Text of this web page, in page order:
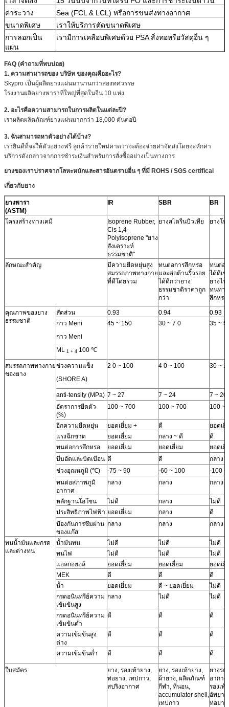
ค่าระวาง
Sea (FCL & LCL) หรือการขนส่งทางอากาศ
ขนาดพิเศษ
เราให้บริการตัดขนาดพิเศษ
การลอกเป็น
แผ่น
เรามีการเคลือบพิเศษด้วย PSA สิ่งทอหรือวัสดุอื่น ๆ
FAQ (คำถามที่พบบ่อย)
1. ความสามารถของ บริษัท ของคุณคืออะไร?
Skypro เป็นผู้ผลิตยางแผ่นมานานกว่าสองทศวรรษ
โรงงานผลิตยางพาราที่ใหญ่ที่สุดในจีน 10 แห่ง
2. อะไรคือความสามารถในการผลิตในแต่ละปี?
เราผลิตผลิตภัณฑ์ยางแผ่นมากกว่า 18,000 ตันต่อปี
3. ฉันสามารถหาตัวอย่างได้บ้าง?
เรายินดีที่จะให้ตัวอย่างฟรี ลูกค้ารายใหม่คาดว่าจะต้องจ่ายค่าจัดส่งโดยจะหักค่า
บริการดังกล่าวจากการชำระเงินสำหรับการสั่งซื้ออย่างเป็นทางการ
ยางของเราปราศจากโลหะหนักและสารอันตรายอื่น ๆ ที่มี ROHS / SGS certifical
เกี่ยวกับยาง
ยางพารา
(ASTM)
IR SBR BR
โครงสร้างทางเคมี
Isoprene Rubber,
Cis 1,4-
Polyisoprene "ยาง
สังเคราะห์
ธรรมชาติ"
ยางสไตรีนบิวเทีย ยางโพ
ลักษณะสำคัญ
มีความยืดหยุ่นสูง
สมรรถภาพทางกาย
ที่ดีโดยรวม
ทนต่อการสึกหรอ
และต่อต้านริ้วรอย
ได้ดีกว่ายาง
ธรรมชาติราคาถูก
กว่า
ทนต่อ
ได้ดีเช่
ยางไน
ทนทา
สึกหรอ
คุณภาพของยาง
ธรรมชาติ
สัดส่วน 0.93 0.94
0.93
กาว Meni
กาว Meni
ML 1 + 4 100 ℃
45 ~ 150 30 ~ 7 0 35 ~
สมรรถภาพทางกาย
ของยาง
ช่วงความแข็ง
(SHORE A)
2 0 ~ 100 4 0 ~ 100 30 ~
anti-tensity (MPa) 7 ~ 27 7 ~ 24
7 ~ 20
อัตราการยืดตัว
(%)
100 ~ 700 100 ~ 700 100 ~
อีกความยืดหยุ่น ยอดเยี่ยม + ดี
ยอดเยี่
แรงฉีกขาด
ยอดเยี่ยม กลาง ~ ดี
ดี
ทนต่อการสึกหรอ
ยอดเยี่ยม ยอดเยี่ยม
ยอดเยี่
บีบอัดและบิดเบือน ดี ดี
กลาง
ช่วงอุณหภูมิ (℃)
-75 ~ 90 -60 ~ 100
-100 ~
ทนต่อสภาพภูมิ
อากาศ
กลาง กลาง กลาง
หลักฐานโอโซน ไม่ดี กลาง
ไม่ดี
ประสิทธิภาพไฟฟ้า ยอดเยี่ยม กลาง
ดี
ป้องกันการซึมผ่าน
ของแก๊ส
กลาง กลาง กลาง
ทนน้ำมันและกรด
และด่างทน
น้ำมันทน ไม่ดี ไม่ดี
ไม่ดี
ทนไฟ
ไม่ดี ไม่ดี
ไม่ดี
แอลกอฮอล์
ยอดเยี่ยม ยอดเยี่ยม
ยอดเยี่
MEK
ดี ดี
ดี
น้ำ
ยอดเยี่ยม ดี ~ ยอดเยี่ยม
ไม่ดี
กรดอนินทรีย์ความ
เข้มข้นสูง
กลาง ไม่ดี ไม่ดี
กรดอนินทรีย์ความ
เข้มข้นต่ำ
ดี ดี ดี
ความเข้มข้นสูง
ด่าง
ดี ดี ดี
ความเข้มข้นต่ำ ดี ดี ดี
ใบสมัคร
ยาง, รองเท้ายาง,
ท่อยาง, เทปกาว,
สปริงอากาศ
ยาง, รองเท้ายาง,
ผ้ายาง, ผลิตภัณฑ์
กีฬา, ที่นอน,
accumulator shell,
เทปกาว
ยางร
อากา
รองเท้
อัพยาง
ท่อยาง